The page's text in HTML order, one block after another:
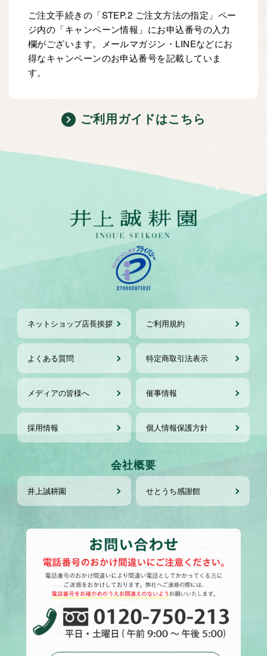
ご注文手続きの「STEP.2 ご注文方法の指定」ペー
ジ内の「キャンペーン情報」にお申込番号の入力
欄がございます。メールマガジン・LINEなどにお
得なキャンペーンのお申込番号を記載していま
す。
ご利用ガイドはこちら
ネットショップ店長挨拶 ご利用規約
よくある質問 特定商取引法表示
メディアの皆様へ 催事情報
採用情報 個人情報保護方針
会社概要
井上誠耕園 せとうち感謝館